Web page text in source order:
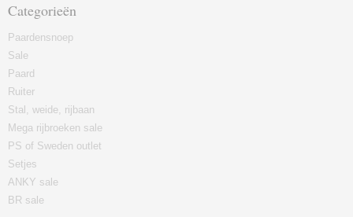
Categorieën
Paardensnoep
Sale
Paard
Ruiter
Stal, weide, rijbaan
Mega rijbroeken sale
PS of Sweden outlet
Setjes
ANKY sale
BR sale